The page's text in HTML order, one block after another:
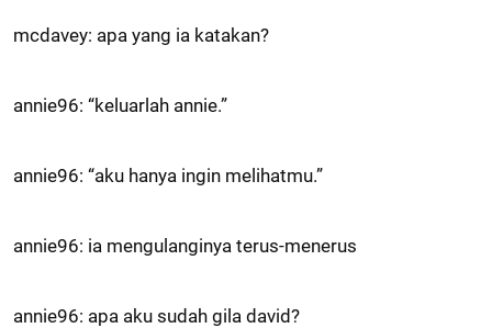
mcdavey: apa yang ia katakan?
annie96: “keluarlah annie.”
annie96: “aku hanya ingin melihatmu.”
annie96: ia mengulanginya terus-menerus
annie96: apa aku sudah gila david?